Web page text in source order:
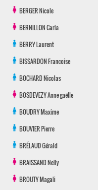
BERGERNicole
BERNILLONCarla
BERRYLaurent
BISSARDONFrancoise
BOCHARDNicolas
BOSDEVEZYAnne gaëlle
BOUDRYMaxime
BOUVIERPierre
BRÉLAUDGérald
BRAISSANDNelly
BROUTYMagali